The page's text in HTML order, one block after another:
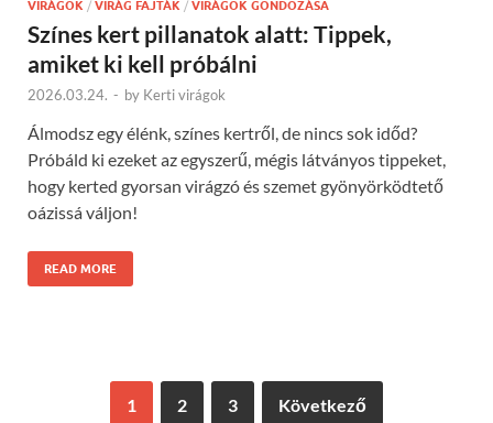
VIRÁGOK / VIRÁG FAJTÁK / VIRÁGOK GONDOZÁSA
Színes kert pillanatok alatt: Tippek,
amiket ki kell próbálni
2026.03.24. - by Kerti virágok
Álmodsz egy élénk, színes kertről, de nincs sok időd?
Próbáld ki ezeket az egyszerű, mégis látványos tippeket,
hogy kerted gyorsan virágzó és szemet gyönyörködtető
oázissá váljon!
READ MORE
1 2 3 Következő